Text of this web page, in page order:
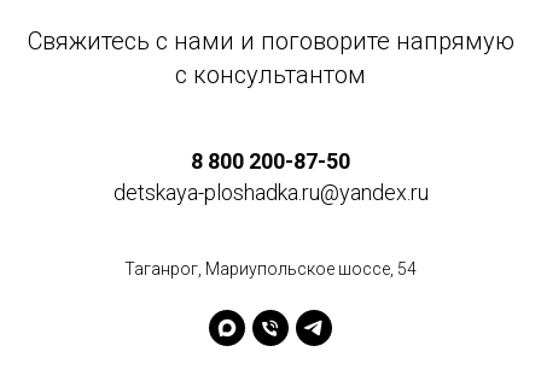
Свяжитесь с нами и поговорите напрямую
с консультантом
8 800 200-87-50
detskaya-ploshadka.ru@yandex.ru
Таганрог, Мариупольское шоссе, 54